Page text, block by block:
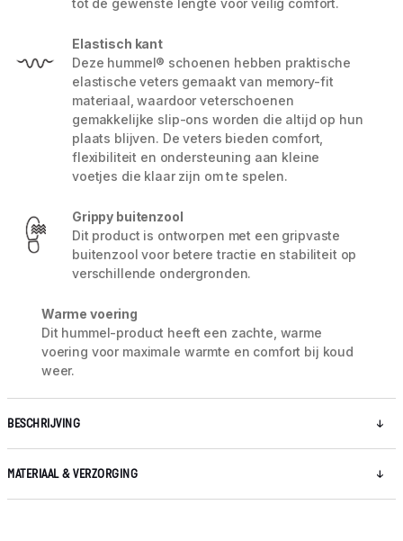
tot de gewenste lengte voor veilig comfort.
Elastisch kant
Deze hummel® schoenen hebben praktische
elastische veters gemaakt van memory-fit
materiaal, waardoor veterschoenen
gemakkelijke slip-ons worden die altijd op hun
plaats blijven. De veters bieden comfort,
flexibiliteit en ondersteuning aan kleine
voetjes die klaar zijn om te spelen.
Grippy buitenzool
Dit product is ontworpen met een gripvaste
buitenzool voor betere tractie en stabiliteit op
verschillende ondergronden.
Warme voering
Dit hummel-product heeft een zachte, warme
voering voor maximale warmte en comfort bij koud
weer.
BESCHRIJVING
MATERIAAL & VERZORGING